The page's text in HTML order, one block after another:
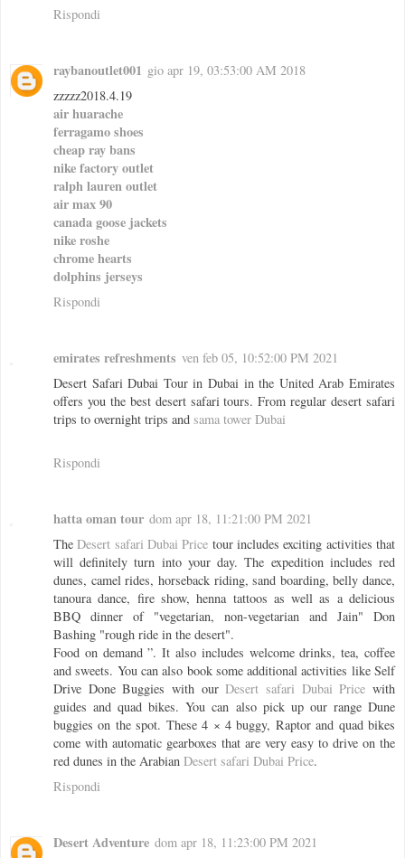
Rispondi
raybanoutlet001 gio apr 19, 03:53:00 AM 2018
zzzzz2018.4.19
air huarache
ferragamo shoes
cheap ray bans
nike factory outlet
ralph lauren outlet
air max 90
canada goose jackets
nike roshe
chrome hearts
dolphins jerseys
Rispondi
emirates refreshments ven feb 05, 10:52:00 PM 2021
Desert Safari Dubai Tour in Dubai in the United Arab Emirates
offers you the best desert safari tours. From regular desert safari
trips to overnight trips and sama tower Dubai
Rispondi
hatta oman tour dom apr 18, 11:21:00 PM 2021
TheDesert safari Dubai Price tour includes exciting activities that
will definitely turn into your day. The expedition includes red
dunes, camel rides, horseback riding, sand boarding, belly dance,
tanoura dance, fire show, henna tattoos as well as a delicious
BBQ dinner of "vegetarian, non-vegetarian and Jain" Don
Bashing "rough ride in the desert".
Food on demand ”. It also includes welcome drinks, tea, coffee
and sweets. You can also book some additional activities like Self
Drive Done Buggies with ourDesert safari Dubai Price with
guides and quad bikes. You can also pick up our range Dune
buggies on the spot. These 4 × 4 buggy, Raptor and quad bikes
come with automatic gearboxes that are very easy to drive on the
red dunes in the Arabian Desert safari Dubai Price.
Rispondi
Desert Adventure dom apr 18, 11:23:00 PM 2021